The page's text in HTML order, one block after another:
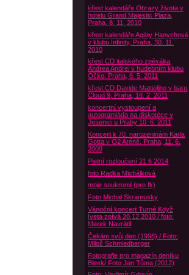
křest kalendáře Obrazy života v
hotelu Grand Majestic Plaza,
Praha, 8. 11. 2010
křest kalendáře Agáty Hanychové
v klubu Infinity, Praha, 30. 11.
2010
křest CD italského zpěváka
Andrea Andrei v hudebním klubu
Óčko, Praha, 6. 5. 2011
křest CD Davide Mattioliho v baru
Cloud 9, Praha, 16. 2. 2011
koncertní vystoupení a
autogramiáda na diskotéce v
Jesenici u Prahy 10. 6. 2011
Koncert k 70. narozeninám Karla
Gotta v O2 Aréně, Praha, 11. 6.
2009
Pietní rozloučení 21.6 2014
foto Radka Michálková
moje soukromí (pro fk)
Foto Michal Skramusky
Vánoční koncert Turné Když
Iveta zpívá 20.12.2010 / foto:
Marek Navrátil
Čekám svůj den (1996) / Foto:
Miloš Schmiedberger
Fotografie pro magazín deníku
Blesk/ Foto Jan Tůma (2012)